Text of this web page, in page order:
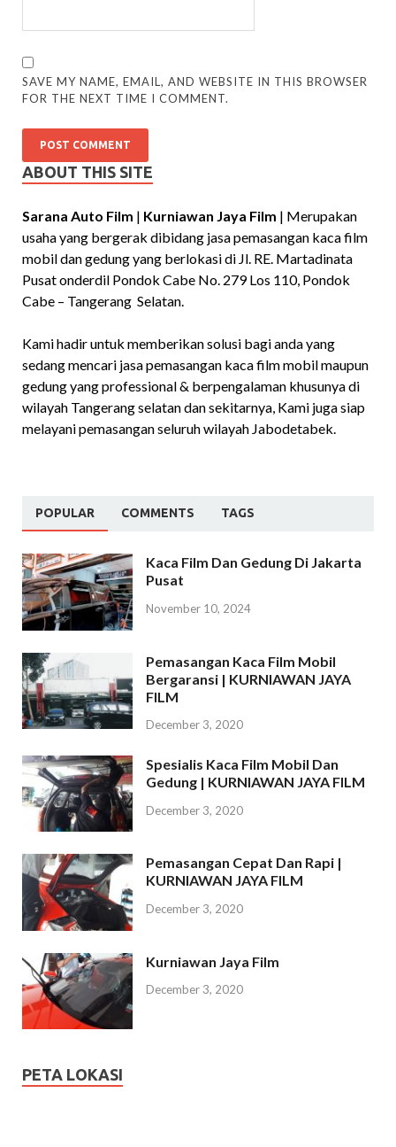
SAVE MY NAME, EMAIL, AND WEBSITE IN THIS BROWSER
FOR THE NEXT TIME I COMMENT.
ABOUT THIS SITE
Sarana Auto Film | Kurniawan Jaya Film | Merupakan
usaha yang bergerak dibidang jasa pemasangan kaca film
mobil dan gedung yang berlokasi di Jl. RE. Martadinata
Pusat onderdil Pondok Cabe No. 279 Los 110, Pondok
Cabe – Tangerang Selatan.
Kami hadir untuk memberikan solusi bagi anda yang
sedang mencari jasa pemasangan kaca film mobil maupun
gedung yang professional & berpengalaman khusunya di
wilayah Tangerang selatan dan sekitarnya, Kami juga siap
melayani pemasangan seluruh wilayah Jabodetabek.
POPULAR COMMENTS TAGS
Kaca Film Dan Gedung Di Jakarta
Pusat
November 10, 2024
Pemasangan Kaca Film Mobil
Bergaransi | KURNIAWAN JAYA
FILM
December 3, 2020
Spesialis Kaca Film Mobil Dan
Gedung | KURNIAWAN JAYA FILM
December 3, 2020
Pemasangan Cepat Dan Rapi |
KURNIAWAN JAYA FILM
December 3, 2020
Kurniawan Jaya Film
December 3, 2020
PETA LOKASI